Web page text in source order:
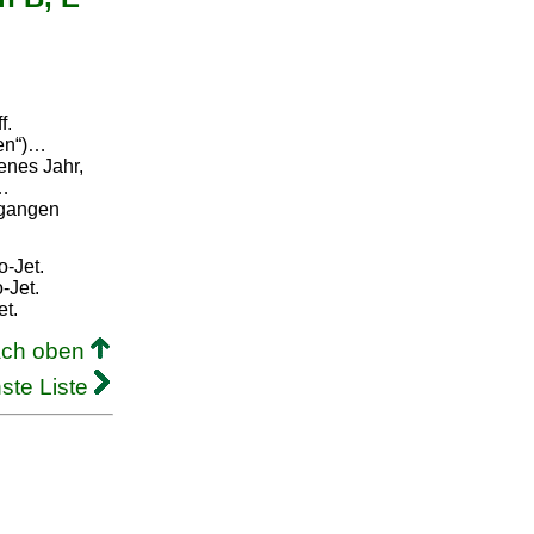
Jahr,
Jet.
Jet.
oben
Liste